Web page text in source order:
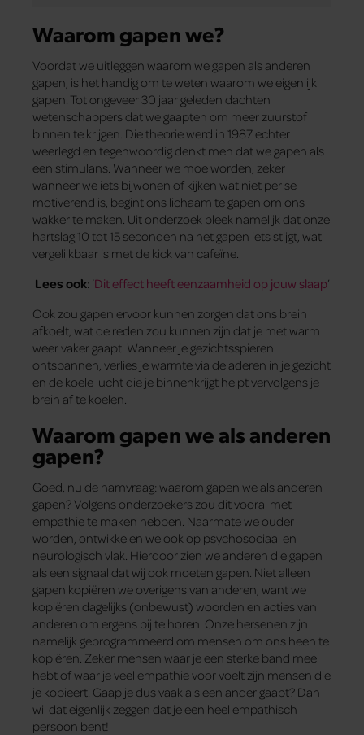
Waarom gapen we?
Voordat we uitleggen waarom we gapen als anderen
gapen, is het handig om te weten waarom we eigenlijk
gapen. Tot ongeveer 30 jaar geleden dachten
wetenschappers dat we gaapten om meer zuurstof
binnen te krijgen. Die theorie werd in 1987 echter
weerlegd en tegenwoordig denkt men dat we gapen als
een stimulans. Wanneer we moe worden, zeker
wanneer we iets bijwonen of kijken wat niet per se
motiverend is, begint ons lichaam te gapen om ons
wakker te maken. Uit onderzoek bleek namelijk dat onze
hartslag 10 tot 15 seconden na het gapen iets stijgt, wat
vergelijkbaar is met de kick van cafeïne.
Lees ook: ‘Dit effect heeft eenzaamheid op jouw slaap’
Ook zou gapen ervoor kunnen zorgen dat ons brein
afkoelt, wat de reden zou kunnen zijn dat je met warm
weer vaker gaapt. Wanneer je gezichtsspieren
ontspannen, verlies je warmte via de aderen in je gezicht
en de koele lucht die je binnenkrijgt helpt vervolgens je
brein af te koelen.
Waarom gapen we als anderen
gapen?
Goed, nu de hamvraag: waarom gapen we als anderen
gapen? Volgens onderzoekers zou dit vooral met
empathie te maken hebben. Naarmate we ouder
worden, ontwikkelen we ook op psychosociaal en
neurologisch vlak. Hierdoor zien we anderen die gapen
als een signaal dat wij ook moeten gapen. Niet alleen
gapen kopiëren we overigens van anderen, want we
kopiëren dagelijks (onbewust) woorden en acties van
anderen om ergens bij te horen. Onze hersenen zijn
namelijk geprogrammeerd om mensen om ons heen te
kopiëren. Zeker mensen waar je een sterke band mee
hebt of waar je veel empathie voor voelt zijn mensen die
je kopieert. Gaap je dus vaak als een ander gaapt? Dan
wil dat eigenlijk zeggen dat je een heel empathisch
persoon bent!